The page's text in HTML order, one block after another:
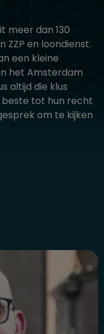
meer dan 130
ZZP en loondienst.
een kleine
het Amsterdam
altijd die klus
beste tot hun recht
om te kijken